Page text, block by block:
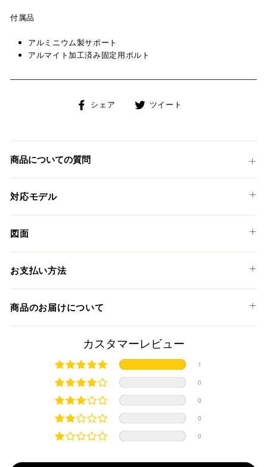
付属品
アルミニウム製サポート
アルマイト加工済み固定用ボルト
シェア
Facebook
ェ
る
ツイート
稿
商品についての質問
対応モデル
KTM
990 DUKE '24
990 DUKE R '25
図面
CUP27
お支払い方法
クレジットカード
上記クレジットカードをご利用頂けます。
分割払い、リボ払い、3Dセキュア対応カードをご利用の
際は、『クレジットカード決済(3Dセキュア) - SBPS』を
ご選択ください。
商品発送時に決済完了となります。
対応支払回数について以下の通りです。
商品のお届けについて
商品発送までの日数について
ご希望商品の在庫状況により異なります。 詳しくは該当商品
ページよりご希望のカラー、材質等(オプションがある場合)を
選択後に表示される納期をご確認ください。
国内在庫ありの場合
・平日16時までのご注文、お支払い完了で即日発送いたしま
・前払い決済（銀行振込等）の場合、15時までに弊社でのご
カスタマーレビュー
1
0
0
0
0